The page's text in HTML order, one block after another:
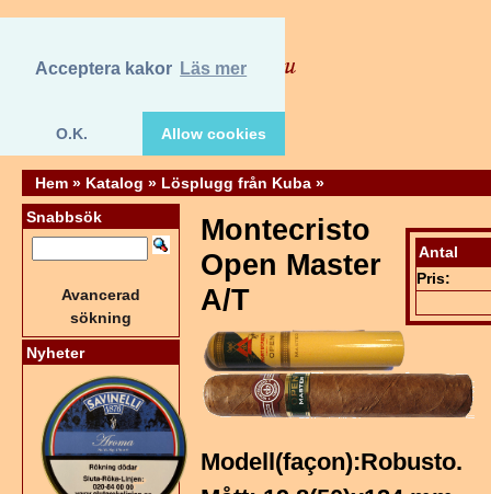
Acceptera kakor Läs mer
O.K. Allow cookies
Hem » Katalog » Lösplugg från Kuba »
Antal
Pris:
Montecristo
Open Master
A/T
Modell(façon):Robusto.
Snabbsök
Avancerad
sökning
Nyheter